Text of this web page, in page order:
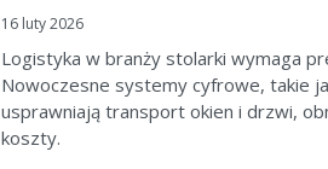
16 luty 2026
Logistyka w branży stolarki wymaga
Nowoczesne systemy cyfrowe, takie
usprawniają transport okien i drzwi,
koszty.